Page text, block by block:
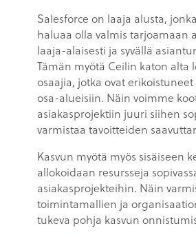
Salesforce on laaja alusta,
haluaa olla valmis tarjoamaan
laaja-alaisesti ja syvällä
Tämän myötä Ceilin katon alta
osaajia, jotka ovat
osa-alueisiin. Näin voimme
asiakasprojektiin juuri siihen
varmistaa tavoitteiden
Kasvun myötä myös sisäiseen
allokoidaan resursseja
asiakasprojekteihin. Näin
toimintamallien ja
tukeva pohja kasvun